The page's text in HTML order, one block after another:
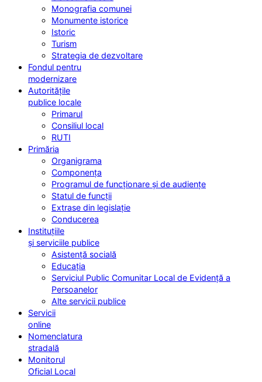
Monografia comunei
Monumente istorice
Istoric
Turism
Strategia de dezvoltare
Fondul pentru
modernizare
Autoritățile
publice locale
Primarul
Consiliul local
RUTI
Primăria
Organigrama
Componența
Programul de funcționare și de audiențe
Statul de funcții
Extrase din legislație
Conducerea
Instituțiile
și serviciile publice
Asistență socială
Educația
Serviciul Public Comunitar Local de Evidență a
Persoanelor
Alte servicii publice
Servicii
online
Nomenclatura
stradală
Monitorul
Oficial Local